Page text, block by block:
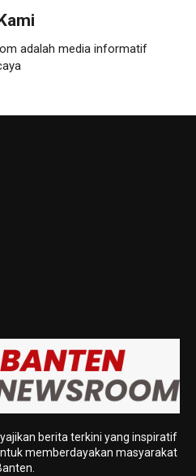
adalah media informatif
berita terkini yang inspiratif
memberdayakan masyarakat